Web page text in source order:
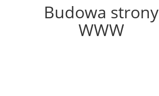
Budowa strony
WWW